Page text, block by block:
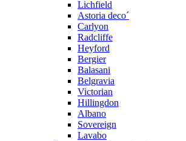
Lichfield
Astoria deco´
Carlyon
Radcliffe
Heyford
Bergier
Balasani
Belgravia
Victorian
Hillingdon
Albano
Sovereign
Lavabo